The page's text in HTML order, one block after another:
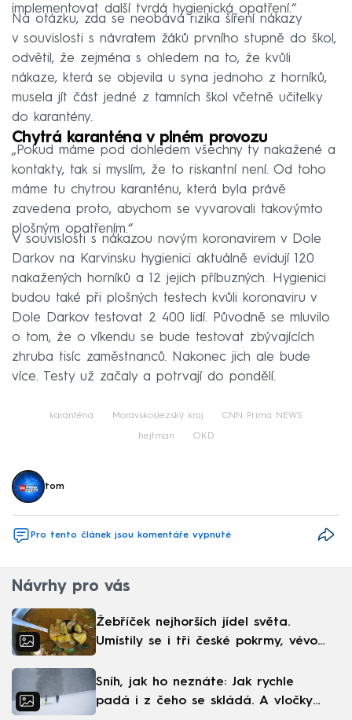
implementovat další tvrdá hygienická opatření.“
Na otázku, zda se neobává rizika šíření nákazy
v souvislosti s návratem žáků prvního stupně do škol,
odvětil, že zejména s ohledem na to, že kvůli
nákaze, která se objevila u syna jednoho z horníků,
musela jít část jedné z tamních škol včetně učitelky
do karantény.
Chytrá karanténa v plném provozu
„Pokud máme pod dohledem všechny ty nakažené a
kontakty, tak si myslím, že to riskantní není. Od toho
máme tu chytrou karanténu, která byla právě
zavedena proto, abychom se vyvarovali takovýmto
plošným opatřením.“
V souvislosti s nákazou novým koronavirem v Dole
Darkov na Karvinsku hygienici aktuálně evidují 120
nakažených horníků a 12 jejich příbuzných. Hygienici
budou také při plošných testech kvůli koronaviru v
Dole Darkov testovat 2 400 lidí. Původně se mluvilo
o tom, že o víkendu se bude testovat zbývajících
zhruba tisíc zaměstnanců. Nakonec jich ale bude
více. Testy už začaly a potrvají do pondělí.
karanténa Moravskoslezský kraj CNN Prima NEWS
hejtman OKD
tom
Pro tento článek jsou komentáře vypnuté
Návrhy pro vás
Žebříček nejhorších jídel světa.
Umístily se i tři české pokrmy, vévodí
Sníh, jak ho neznáte: Jak rychle
padá i z čeho se skládá. A vločky